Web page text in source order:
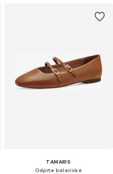
TAMARIS
Odprte balerinke